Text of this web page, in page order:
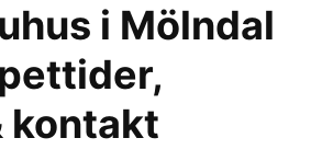
i Mölndal
kontakt